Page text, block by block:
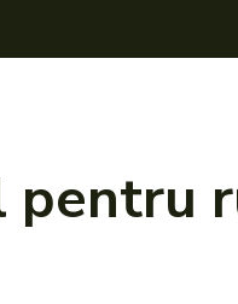
pentru